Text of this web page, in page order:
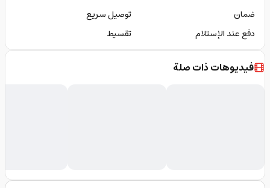
ضمان
توصيل سريع
دفع عند الإستلام
تقسيط
فيديوهات ذات صلة